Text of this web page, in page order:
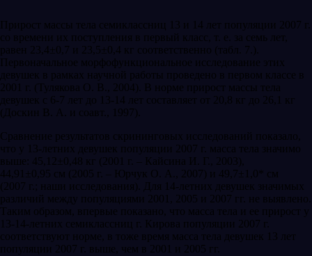
Прирост массы тела семиклассниц 13 и 14 лет популяции 2007 г.
со времени их поступления в первый класс, т. е. за семь лет,
равен 23,4±0,7 и 23,5±0,4 кг соответственно (табл. 7.).
Первоначальное морфофункциональное исследование этих
девушек в рамках научной работы проведено в первом классе в
2001 г. (Тулякова О. В., 2004). В норме прирост массы тела
девушек с 6-7 лет до 13-14 лет составляет от 20,8 кг до 26,1 кг
(Доскин В. А. и соавт., 1997).
Сравнение результатов скрининговых исследований показало,
что у 13-летних девушек популяции 2007 г. масса тела значимо
выше: 45,12±0,48 кг (2001 г. – Кайсина И. Г., 2003),
44,91±0,95 см (2005 г. – Юрчук О. А., 2007) и 49,7±1,0* см
(2007 г.; наши исследования). Для 14-летних девушек значимых
различий между популяциями 2001, 2005 и 2007 гг. не выявлено.
Таким образом, впервые показано, что масса тела и ее прирост у
13-14-летних семиклассниц г. Кирова популяции 2007 г.
соответствуют норме, в тоже время масса тела девушек 13 лет
популяции 2007 г. выше, чем в 2001 и 2005 гг.